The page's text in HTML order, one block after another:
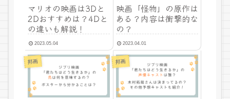
マリオの映画は3Dと
2Dおすすめは？4Dと
の違いも解説！
2023.05.04
映画「怪物」の原作は
ある？内容は衝撃的な
の？
2023.04.01
邦画 邦画